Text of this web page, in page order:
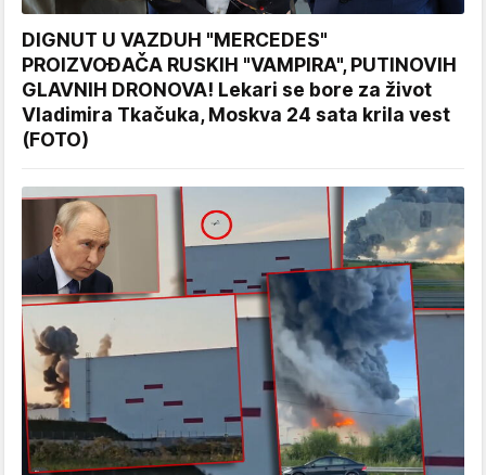
DIGNUT U VAZDUH "MERCEDES"
PROIZVOĐAČA RUSKIH "VAMPIRA", PUTINOVIH
GLAVNIH DRONOVA! Lekari se bore za život
Vladimira Tkačuka, Moskva 24 sata krila vest
(FOTO)